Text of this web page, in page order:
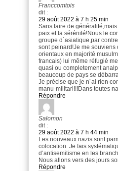
Franccomtois
dit :
29 août 2022 à 7 h 25 min
Sans faire de
paix et la sérénité!Nous le
groupe d´asiatique,par
sont peinard!Je me souviens
orientaux en majorité
francais) lui même réfugié
quasi ou completement
beaucoup de pays se
Je précise que je n´ai rien
manu-militari!!!Dans toutes
Répondre
Salomon
dit :
29 août 2022 à 7 h 44 min
Les nouveaux nazis sont
colocation. Je fais
d’antisemitisme en les
Nous allons vers des jours
Répondre